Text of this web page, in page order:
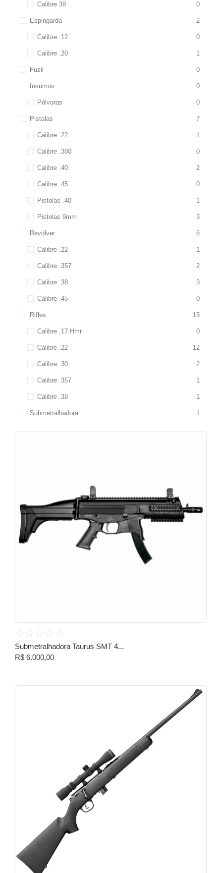
Calibre 38 0
Espingarda 2
Calibre .12 0
Calibre .20 1
Fuzil 0
Insumos 0
Pólvoras 0
Pistolas 7
Calibre .22 1
Calibre .380 0
Calibre .40 2
Calibre .45 0
Pistolas .40 1
Pistolas 9mm 3
Revólver 6
Calibre .22 1
Calibre .357 2
Calibre .38 3
Calibre .45 0
Rifles 15
Calibre .17 Hmr 0
Calibre .22 12
Calibre .30 2
Calibre .357 1
Calibre .38 1
Submetralhadora 1
☆ ☆ ☆ ☆ ☆
Submetralhadora Taurus SMT 4...
R$ 6.000,00